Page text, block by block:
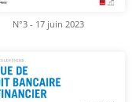
N°3 - 17 juin 2023